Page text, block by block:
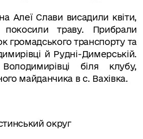
Алеї Слави висадили квіти,
траву. Прибрали
громадського транспорту та
й Рудні-Димерській.
біля клубу,
майданчика в с. Вахівка.
округ